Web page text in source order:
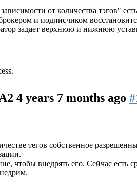
от количества тэгов"
и подписчиком
задает верхнюю и нижнюю
4 years 7 months ago
тегов собственное
чтобы внедрять его. Сейчас есть